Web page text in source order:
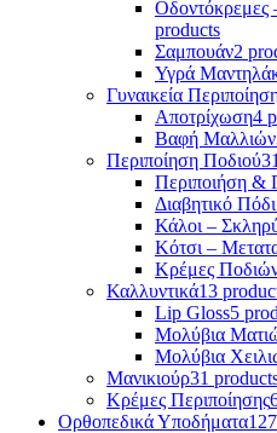
Οδοντόκρεμες
products
Σαμπουάν2
Υγρά
Γυναικεία
Αποτρίχωση4
Βαφή Μαλλιών
Περιποίηση Ποδιού
Περιποιήση &
Διαβητικό Πόδι
Κάλοι –
Κότσι –
Κρέμες
Καλλυντικά13
Lip Gloss5
Μολύβια
Μολύβια
Μανικιούρ31
Κρέμες Περιποίησης
Ορθοπεδικά Υποδήματα